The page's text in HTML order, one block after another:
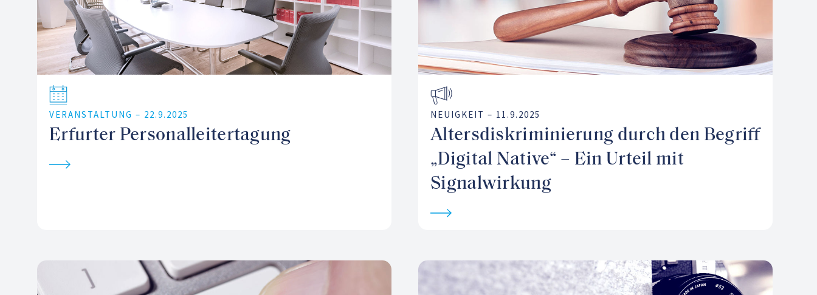
VERANSTALTUNG – 22.9.2025
Erfurter Personalleitertagung
NEUIGKEIT – 11.9.2025
Altersdiskriminierung durch den Begriff
„Digital Native“ – Ein Urteil mit
Signalwirkung